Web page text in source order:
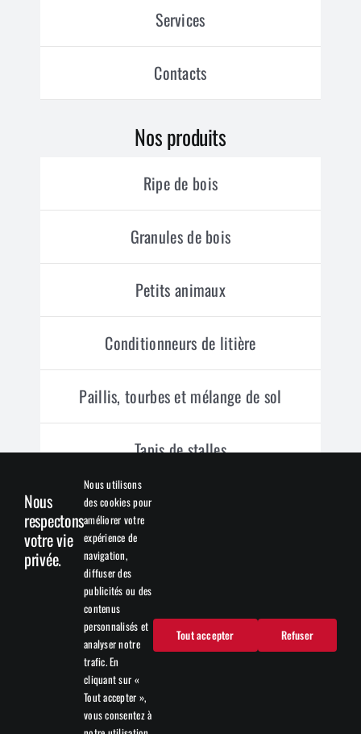
Services
Contacts
Nos produits
Ripe de bois
Granules de bois
Petits animaux
Conditionneurs de litière
Paillis, tourbes et mélange de sol
Tapis de stalles
Formulaires
Demande de crédit
Suivre Top Bedding
Nous
respectons
votre vie
privée.
Nous utilisons
des cookies pour
améliorer votre
expérience de
navigation,
diffuser des
publicités ou des
contenus
personnalisés et
analyser notre
trafic. En
cliquant sur «
Tout accepter »,
vous consentez à
Tout accepter Refuser